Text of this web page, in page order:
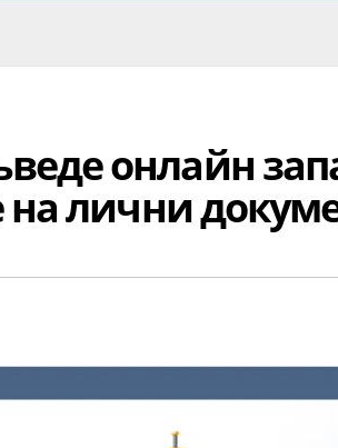
онлайн
на лични